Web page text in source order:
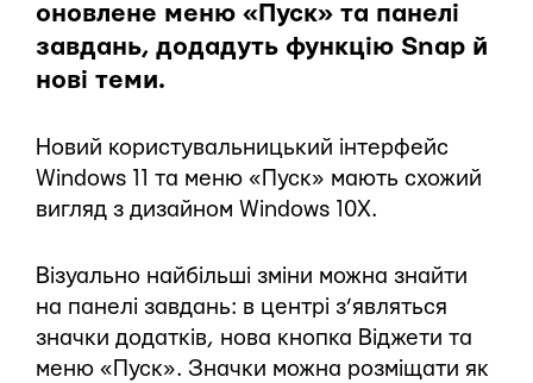
оновлене меню «Пуск» та панелі
завдань, додадуть функцію Snap й
нові теми.
Новий користувальницький інтерфейс
Windows 11 та меню «Пуск» мають схожий
вигляд з дизайном Windows 10X.
Візуально найбільші зміни можна знайти
на панелі завдань: в центрі з’являться
значки додатків, нова кнопка Віджети та
меню «Пуск». Значки можна розміщати як